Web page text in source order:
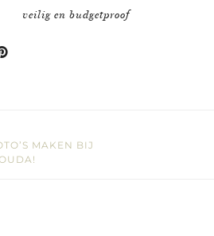
veilig en budgetproof
MAKEN BIJ